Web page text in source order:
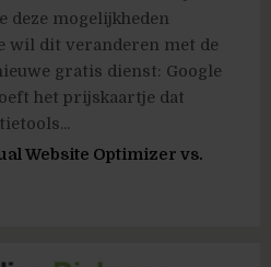
deze mogelijkheden
wil dit veranderen met de
gratis dienst: Google
het prijskaartje dat
Website Optimizer vs.